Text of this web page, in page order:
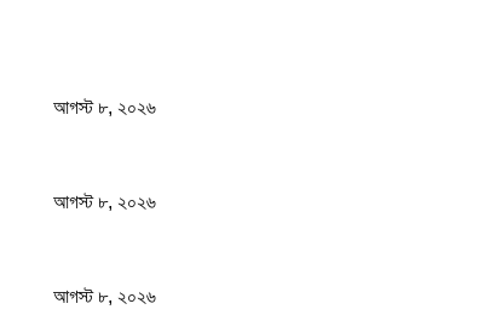
আগস্ট ৮, ২০২৬
আগস্ট ৮, ২০২৬
আগস্ট ৮, ২০২৬